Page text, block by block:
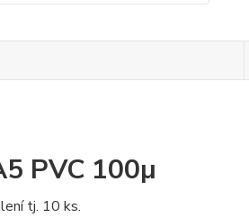
PVC 100µ
tj. 10 ks.